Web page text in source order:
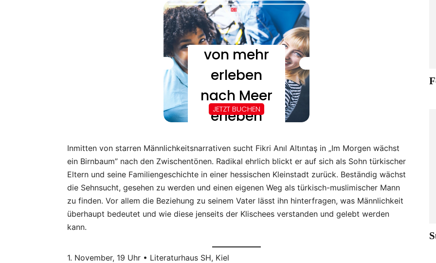
Inmitten von starren Männlichkeitsnarrativen sucht Fikri Anıl Altıntaş in „Im Morgen wächst
ein Birnbaum” nach den Zwischentönen. Radikal ehrlich blickt er auf sich als Sohn türkischer
Eltern und seine Familiengeschichte in einer hessischen Kleinstadt zurück. Beständig wächst
die Sehnsucht, gesehen zu werden und einen eigenen Weg als türkisch-muslimischer Mann
zu finden. Vor allem die Beziehung zu seinem Vater lässt ihn hinterfragen, was Männlichkeit
überhaupt bedeutet und wie diese jenseits der Klischees verstanden und gelebt werden
kann.
1. November, 19 Uhr • Literaturhaus SH, Kiel